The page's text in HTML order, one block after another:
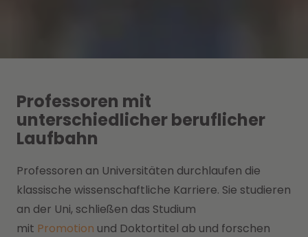
Professoren mit
unterschiedlicher beruflicher
Laufbahn
Professoren an Universitäten durchlaufen die
klassische wissenschaftliche Karriere. Sie studieren
an der Uni, schließen das Studium
mit Promotion und Doktortitel ab und forschen